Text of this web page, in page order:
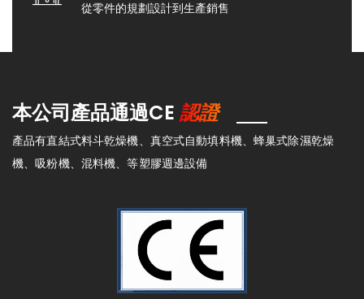
從零件的規劃設計到生產銷售
本公司產品通過CE 認證
產品有直結式料斗乾燥機、真空式自動填料機、蜂巢式除濕乾燥
機、吸粉機、混料機、等塑膠週邊設備